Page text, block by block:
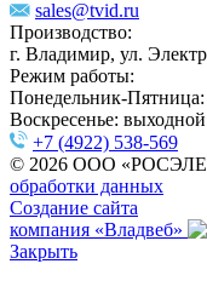
sales@tvid.ru
Производство:
г. Владимир, ул.
Режим работы:
Понедельник-Пятница:
Воскресенье: выходной
+7 (4922) 538-569
© 2026 ООО
обработки данных
Создание сайта
компания «Владвеб»
Закрыть